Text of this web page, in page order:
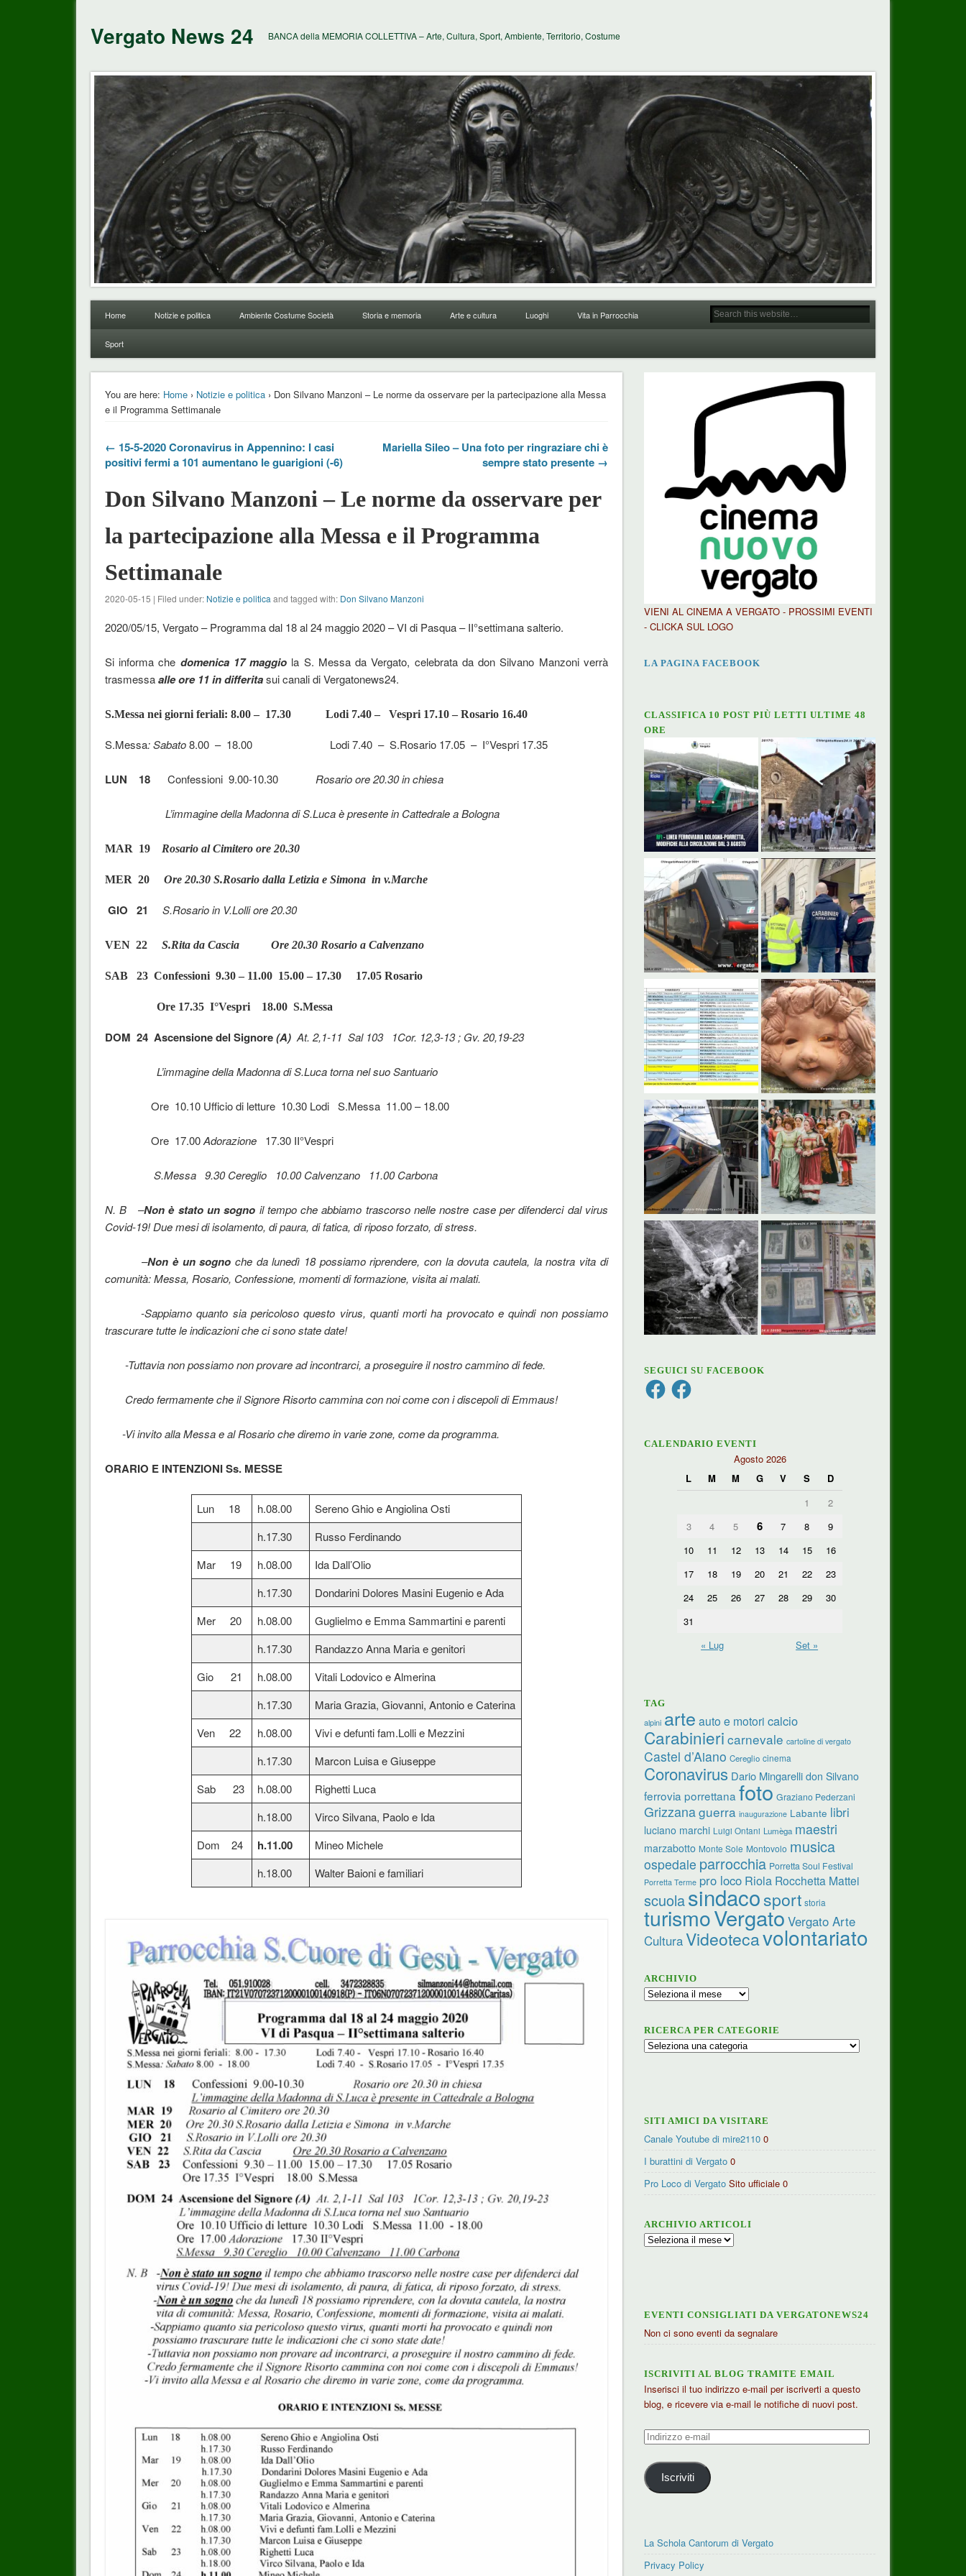
Vergato News 24 BANCA della MEMORIA COLLETTIVA – Arte, Cultura, Sport, Ambiente, Territorio, Costume
Home Notizie e politica Ambiente Costume Società Storia e memoria Arte e cultura Luoghi Vita in Parrocchia
Sport
You are here: Home› Notizie e politica› Don Silvano Manzoni – Le norme da osservare per la partecipazione alla Messa
e il Programma Settimanale
← 15-5-2020 Coronavirus in Appennino: I casi
positivi fermi a 101 aumentano le guarigioni (-6)
Mariella Sileo – Una foto per ringraziare chi è
sempre stato presente →
Don Silvano Manzoni – Le norme da osservare per
la partecipazione alla Messa e il Programma
Settimanale
2020-05-15 | Filed under: Notizie e politica and tagged with: Don Silvano Manzoni
2020/05/15, Vergato – Programma dal 18 al 24 maggio 2020 – VI di Pasqua – II°settimana salterio.
Si informa che domenica 17 maggio la S. Messa da Vergato, celebrata da don Silvano Manzoni verrà
trasmessaalle ore 11 in differitasui canali di Vergatonews24.
S.Messa nei giorni feriali: 8.00 – 17.30 Lodi 7.40 – Vespri 17.10 – Rosario 16.40
S.Messa:Sabato8.00 – 18.00 Lodi 7.40 – S.Rosario 17.05 – I°Vespri 17.35
LUN 18 Confessioni 9.00-10.30 Rosario ore 20.30 in chiesa
L’immagine della Madonna di S.Luca è presente in Cattedrale a Bologna
MAR 19 Rosario al Cimitero ore 20.30
MER 20 Ore 20.30 S.Rosario dalla Letizia e Simona in v.Marche
GIO 21 S.Rosario in V.Lolli ore 20.30
VEN 22 S.Rita da Cascia Ore 20.30 Rosario a Calvenzano
SAB 23 Confessioni 9.30 – 11.00 15.00 – 17.30 17.05 Rosario
Ore 17.35 I°Vespri 18.00 S.Messa
DOM 24 Ascensione del Signore(A) At. 2,1-11 Sal 103 1Cor. 12,3-13 ; Gv. 20,19-23
L’immagine della Madonna di S.Luca torna nel suo Santuario
Ore 10.10 Ufficio di letture 10.30 Lodi S.Messa 11.00 – 18.00
Ore 17.00Adorazione17.30 II°Vespri
S.Messa 9.30 Cereglio 10.00 Calvenzano 11.00 Carbona
N. B –Non è stato un sogno il tempo che abbiamo trascorso nelle nostre case per difenderci dal virus
Covid-19! Due mesi di isolamento, di paura, di fatica, di riposo forzato, di stress.
–Non è un sogno che da lunedì 18 possiamo riprendere, con la dovuta cautela, la nostra vita di
comunità: Messa, Rosario, Confessione, momenti di formazione, visita ai malati.
-Sappiamo quanto sia pericoloso questo virus, quanti morti ha provocato e quindi non possiamo
trascurare tutte le indicazioni che ci sono state date!
-Tuttavia non possiamo non provare ad incontrarci, a proseguire il nostro cammino di fede.
Credo fermamente che il Signore Risorto cammina con noi come con i discepoli di Emmaus!
-Vi invito alla Messa e al Rosario che diremo in varie zone, come da programma.
ORARIO E INTENZIONI Ss. MESSE
Lun 18 h.08.00
Sereno Ghio e Angiolina Osti
h.17.30
Russo Ferdinando
Mar 19
h.08.00
Ida Dall’Olio
h.17.30
Dondarini Dolores Masini Eugenio e Ada
Mer 20
h.08.00
Guglielmo e Emma Sammartini e parenti
h.17.30
Randazzo Anna Maria e genitori
Gio 21
h.08.00
Vitali Lodovico e Almerina
h.17.30
Maria Grazia, Giovanni, Antonio e Caterina
Ven 22
h.08.00
Vivi e defunti fam.Lolli e Mezzini
h.17.30
Marcon Luisa e Giuseppe
Sab 23
h.08.00
Righetti Luca
h.18.00
Virco Silvana, Paolo e Ida
Dom 24
h.11.00
Mineo Michele
h.18.00
Walter Baioni e familiari
VIENI AL CINEMA A VERGATO - PROSSIMI EVENTI
- CLICKA SUL LOGO
LA PAGINA FACEBOOK
CLASSIFICA 10 POST PIÙ LETTI ULTIME 48
ORE
SEGUICI SU FACEBOOK
FacebookFacebook
CALENDARIO EVENTI
Agosto 2026
L
M M G V S
D
1
2
3
4 5 6 7 8
9
10
11 12 13 14 15
16
17
18 19 20 21 22
23
24
25 26 27 28 29
30
31
« Lug
Set »
TAG
alpini arte auto e motori calcio
Carabinieri carnevale cartoline di vergato
Castel d’Aiano Cereglio cinema
Coronavirus Dario Mingarelli don Silvano
ferrovia porrettana foto Graziano Pederzani
Grizzanaguerra inaugurazione Labante libri
luciano marchi Luigi Ontani Lumèga maestri
marzabotto Monte Sole Montovolo musica
ospedale parrocchia Porretta Soul Festival
Porretta Terme pro loco Riola Rocchetta Mattei
scuolasindacosport storia
turismoVergato Vergato Arte
CulturaVideotecavolontariato
ARCHIVIO
Archivio
RICERCA PER CATEGORIE
Ricerca
SITI AMICI DA VISITARE
Canale Youtube di mire2110 0
I burattini di Vergato 0
Pro Loco di Vergato Sito ufficiale 0
ARCHIVIO ARTICOLI
Archivio
EVENTI CONSIGLIATI DA VERGATONEWS24
Non ci sono eventi da segnalare
ISCRIVITI AL BLOG TRAMITE EMAIL
Inserisci il tuo indirizzo e-mail per iscriverti a questo
blog, e ricevere via e-mail le notifiche di nuovi post.
Indirizzo
mail
Iscriviti
La Schola Cantorum di Vergato
Privacy Policy